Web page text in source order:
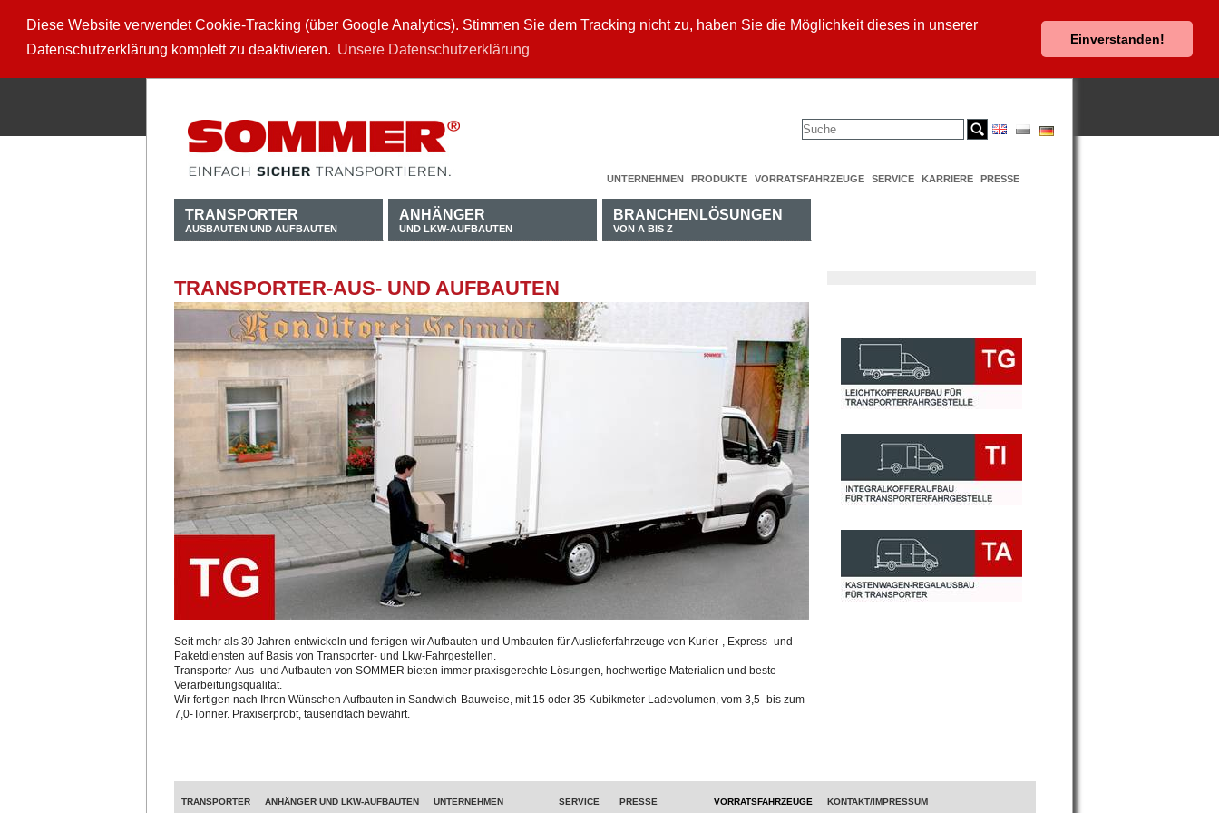
Diese Website verwendet Cookie-Tracking (über Google Analytics). Stimmen Sie dem Tracking nicht zu, haben Sie die Möglichkeit dieses in unserer
Datenschutzerklärung komplett zu deaktivieren. Unsere Datenschutzerklärung
Einverstanden!
UNTERNEHMEN PRODUKTE VORRATSFAHRZEUGE SERVICE KARRIERE PRESSE
TRANSPORTER
AUSBAUTEN UND AUFBAUTEN
ANHÄNGER
UND LKW-AUFBAUTEN
BRANCHENLÖSUNGEN
VON A BIS Z
TRANSPORTER-AUS- UND AUFBAUTEN
Seit mehr als 30 Jahren entwickeln und fertigen wir Aufbauten und Umbauten für Auslieferfahrzeuge von Kurier-, Express- und
Paketdiensten auf Basis von Transporter- und Lkw-Fahrgestellen.
Transporter-Aus- und Aufbauten von SOMMER bieten immer praxisgerechte Lösungen, hochwertige Materialien und beste
Verarbeitungsqualität.
Wir fertigen nach Ihren Wünschen Aufbauten in Sandwich-Bauweise, mit 15 oder 35 Kubikmeter Ladevolumen, vom 3,5- bis zum
7,0-Tonner. Praxiserprobt, tausendfach bewährt.
TRANSPORTER ANHÄNGER UND LKW-AUFBAUTEN UNTERNEHMEN SERVICE PRESSE VORRATSFAHRZEUGE KONTAKT/IMPRESSUM